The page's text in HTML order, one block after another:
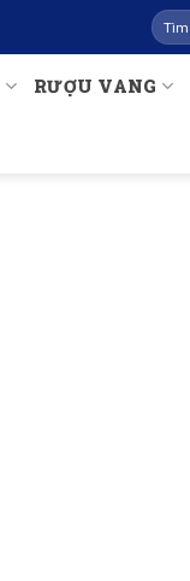
Tìm
kiếm:
RƯỢU VANG